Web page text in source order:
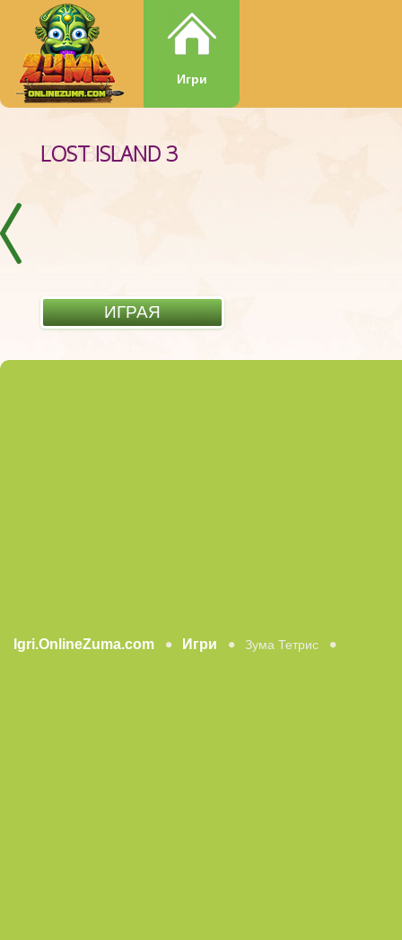
Игри
LOST ISLAND 3
ИГРАЯ
Igri.OnlineZuma.com Игри Зума Тетрис